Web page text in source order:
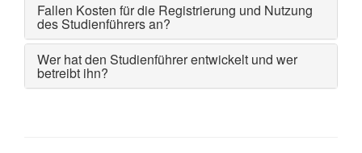
Fallen Kosten für die Registrierung und Nutzung
des Studienführers an?
Wer hat den Studienführer entwickelt und wer
betreibt ihn?